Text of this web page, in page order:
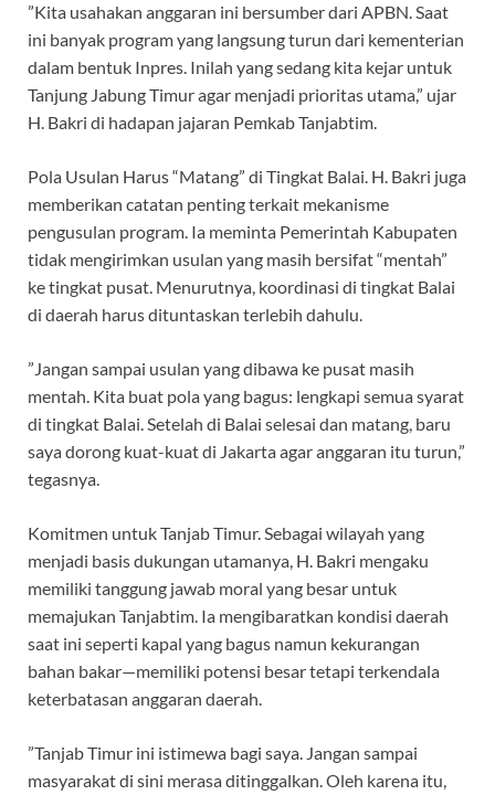
‎”Kita usahakan anggaran ini bersumber dari APBN. Saat
ini banyak program yang langsung turun dari kementerian
dalam bentuk Inpres. Inilah yang sedang kita kejar untuk
Tanjung Jabung Timur agar menjadi prioritas utama,” ujar
H. Bakri di hadapan jajaran Pemkab Tanjabtim.
‎Pola Usulan Harus “Matang” di Tingkat Balai. H. Bakri juga
memberikan catatan penting terkait mekanisme
pengusulan program. Ia meminta Pemerintah Kabupaten
tidak mengirimkan usulan yang masih bersifat “mentah”
ke tingkat pusat. Menurutnya, koordinasi di tingkat Balai
di daerah harus dituntaskan terlebih dahulu.
‎”Jangan sampai usulan yang dibawa ke pusat masih
mentah. Kita buat pola yang bagus: lengkapi semua syarat
di tingkat Balai. Setelah di Balai selesai dan matang, baru
saya dorong kuat-kuat di Jakarta agar anggaran itu turun,”
tegasnya.
‎Komitmen untuk Tanjab Timur. Sebagai wilayah yang
menjadi basis dukungan utamanya, H. Bakri mengaku
memiliki tanggung jawab moral yang besar untuk
memajukan Tanjabtim. Ia mengibaratkan kondisi daerah
saat ini seperti kapal yang bagus namun kekurangan
bahan bakar—memiliki potensi besar tetapi terkendala
keterbatasan anggaran daerah.
‎”Tanjab Timur ini istimewa bagi saya. Jangan sampai
masyarakat di sini merasa ditinggalkan. Oleh karena itu,